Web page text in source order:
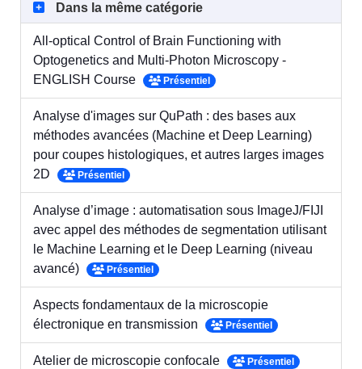
Dans la même catégorie
All-optical Control of Brain Functioning with
Optogenetics and Multi-Photon Microscopy -
ENGLISH Course
Présentiel
Analyse d'images sur QuPath : des bases aux
méthodes avancées (Machine et Deep Learning)
pour coupes histologiques, et autres larges images
2D
Présentiel
Analyse d’image : automatisation sous ImageJ/FIJI
avec appel des méthodes de segmentation utilisant
le Machine Learning et le Deep Learning (niveau
avancé)
Présentiel
Aspects fondamentaux de la microscopie
électronique en transmission
Présentiel
Atelier de microscopie confocale Présentiel